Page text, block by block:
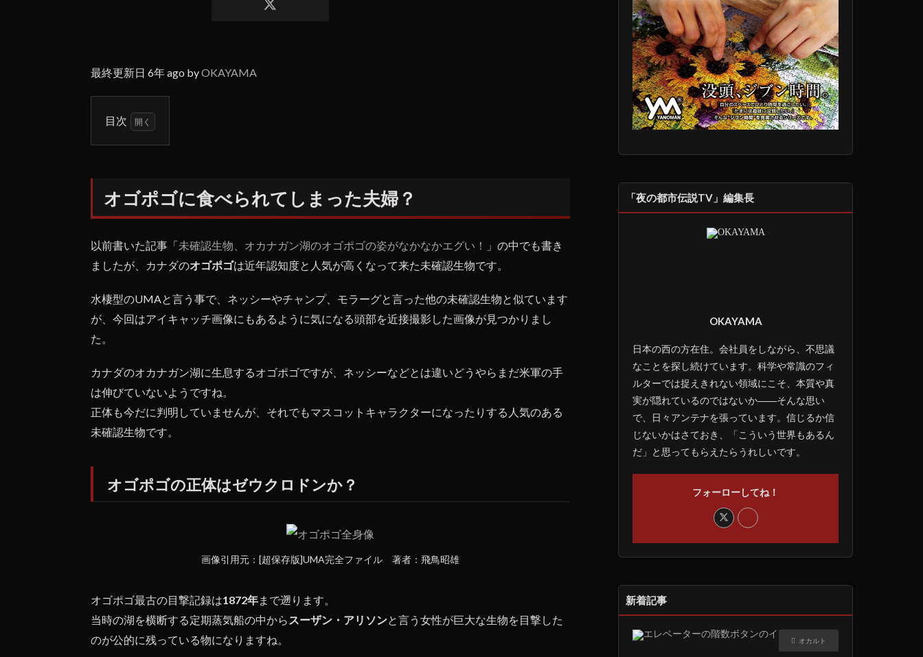
最終更新日 6年 ago byOKAYAMA
目次
べら
れて
った
婦？
1.1
オゴ
ポゴ
ゼウ
ドン
か？
1.2
にな
った
動
1.3
オゴ
オゴポゴに食べられてしまった夫婦？
以前書いた記事「未確認生物、オカナガン湖のオゴポゴの姿がなかなかエグい！
」の中でも書き
ましたが、カナダのオゴポゴは近年認知度と人気が高くなって来た未確認生物です。
水棲型のUMAと言う事で、ネッシーやチャンプ、モラーグと言った他の未確認生物と似ています
が、今回はアイキャッチ画像にもあるように気になる頭部を近接撮影した画像が見つかりまし
た。
カナダのオカナガン湖に生息するオゴポゴですが、ネッシーなどとは違いどうやらまだ米軍の手
は伸びていないようですね。
正体も今だに判明していませんが、それでもマスコットキャラクターになったりする人気のある
未確認生物です。
オゴポゴの正体はゼウクロドンか？
画像引用元：[超保存版]UMA完全ファイル 著者：飛鳥昭雄
オゴポゴ最古の目撃記録は1872年まで遡ります。
当時の湖を横断する定期蒸気船の中から スーザン・アリソンと言う女性が巨大な生物を目撃した
のが公的に残っている物になりますね。
「夜の都市伝説TV」編集長
OKAYAMA
日本の西の方在住。会社員をしながら、不思議
なことを探し続けています。科学や常識のフィ
ルターでは捉えきれない領域にこそ、本質や真
実が隠れているのではないか――そんな思い
で、日々アンテナを張っています。信じるか信
じないかはさておき、「こういう世界もあるん
だ」と思ってもらえたらうれしいです。
フォーローしてね！
新着記事
オカルト